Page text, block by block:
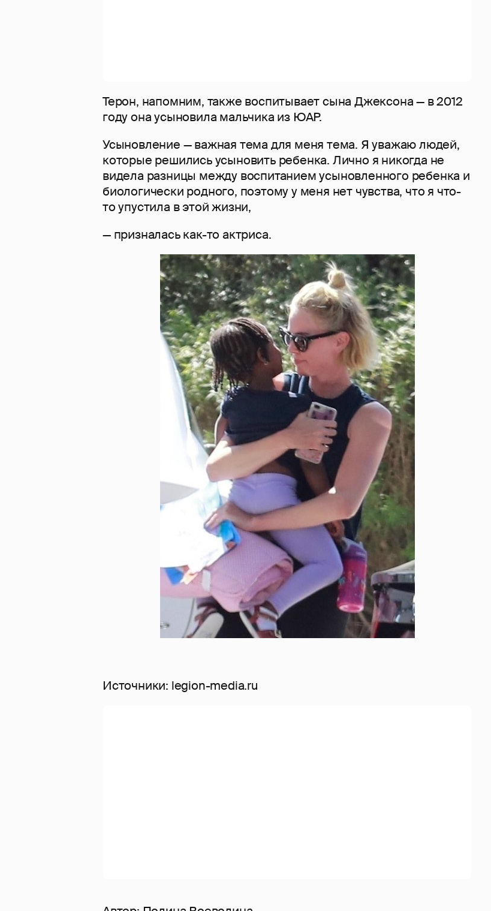
Терон, напомним, также воспитывает сына Джексона — в 2012
году она усыновила мальчика из ЮАР.
Усыновление — важная тема для меня тема. Я уважаю людей,
которые решились усыновить ребенка. Лично я никогда не
видела разницы между воспитанием усыновленного ребенка и
биологически родного, поэтому у меня нет чувства, что я что-
то упустила в этой жизни,
— призналась как-то актриса.
Источники: legion-media.ru